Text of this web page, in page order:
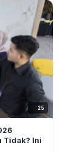
25
Tidak? Ini